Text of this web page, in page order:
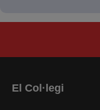
El Col·legi